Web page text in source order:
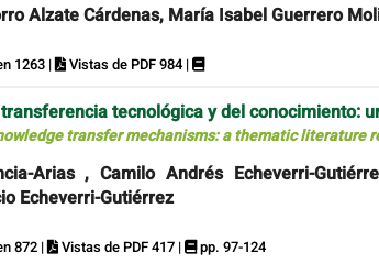
Alzate Cárdenas, María Isabel Guerrero
1263 | Vistas de PDF 984 |
tecnológica y del conocimiento:
transfer mechanisms: a thematic literature
Arias , Camilo Andrés Echeverri-
Echeverri-Gutiérrez
872 | Vistas de PDF 417 | pp. 97-124